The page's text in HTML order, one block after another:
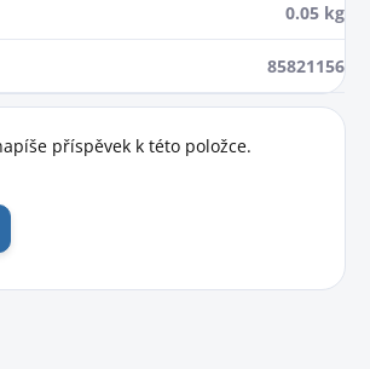
0.05 kg
85821156
příspěvek k této položce.